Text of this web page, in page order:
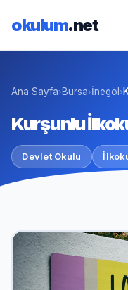
okulum.net
Ana Sayfa› Bursa›İnegöl ›
Kurşunlu
Devlet Okulu